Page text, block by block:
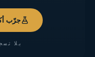
جرّب أكثر
بلا